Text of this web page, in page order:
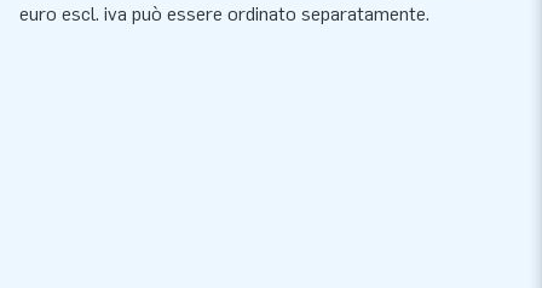
euro escl. iva può essere ordinato separatamente.